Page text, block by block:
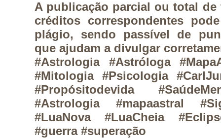
A publicação parcial ou total
créditos correspondentes
plágio, sendo passível de
que ajudam a divulgar
#Astrologia #Astróloga
#Mitologia #Psicologia
#Propósitodevida
#Astrologia #mapaastral
#LuaNova #LuaCheia
#guerra #superação